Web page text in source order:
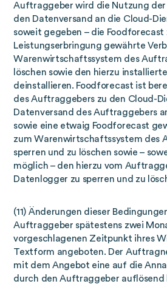
Auftraggeber wird die Nutzung der
den Datenversand an die Cloud-
soweit gegeben – die Foodforecast
Leistungserbringung gewährte
Warenwirtschaftssystem des
löschen sowie den hierzu
deinstallieren. Foodforecast ist
des Auftraggebers zu den Cloud-
Datenversand des Auftraggebers
sowie eine etwaig Foodforecast
zum Warenwirtschaftssystem des
sperren und zu löschen sowie –
möglich – den hierzu vom
Datenlogger zu sperren und zu
(11) Änderungen dieser
Auftraggeber spätestens zwei
vorgeschlagenen Zeitpunkt ihres
Textform angeboten. Der
mit dem Angebot eine auf die
durch den Auftraggeber